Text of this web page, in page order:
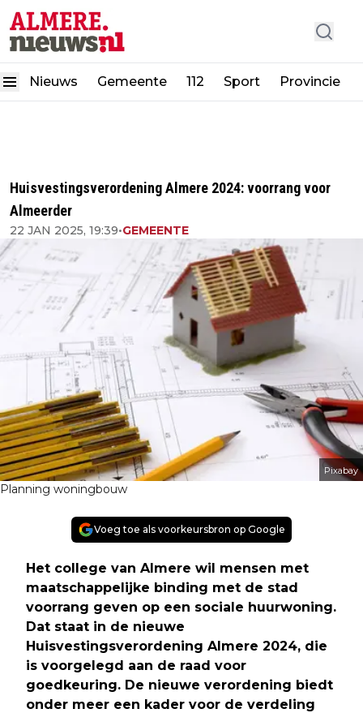
Nieuws Gemeente 112 Sport Provincie
Huisvestingsverordening Almere 2024: voorrang voor
Almeerder
22 JAN 2025, 19:39•GEMEENTE
Pixabay
Planning woningbouw
Voeg toe als voorkeursbron op Google
Het college van Almere wil mensen met
maatschappelijke binding met de stad
voorrang geven op een sociale huurwoning.
Dat staat in de nieuwe
Huisvestingsverordening Almere 2024, die
is voorgelegd aan de raad voor
goedkeuring. De nieuwe verordening biedt
onder meer een kader voor de verdeling